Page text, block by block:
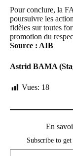
Pour conclure, la
poursuivre les
fidèles sur toutes
promotion du
Source : AIB
Astrid BAMA
Vues: 18
En
Subscribe to
Saisissez votre adresse e-mail…